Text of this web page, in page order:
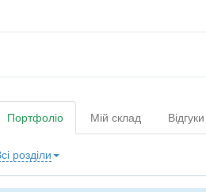
Портфоліо Мій склад Відгуки
розділи